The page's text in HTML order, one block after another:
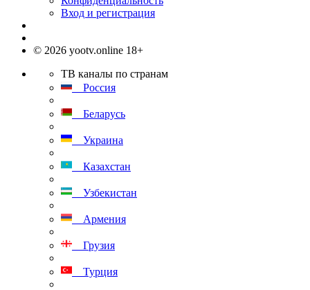
Вход и регистрация
© 2026 yootv.online 18+
ТВ каналы по странам
Россия
Беларусь
Украина
Казахстан
Узбекистан
Армения
Грузия
Турция